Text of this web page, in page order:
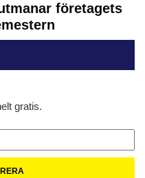
företagets
gratis.